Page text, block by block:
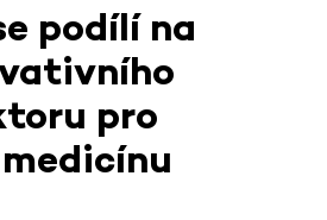
podílí na
pro